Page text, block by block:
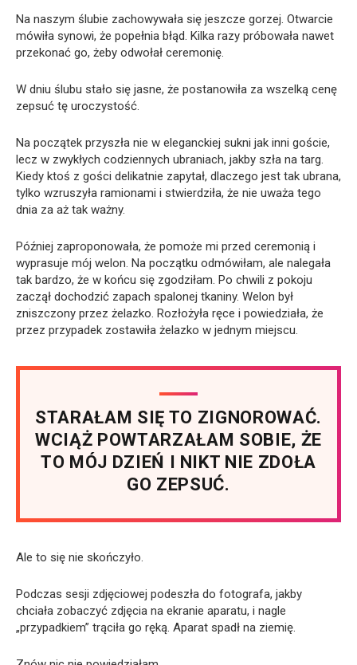
Na naszym ślubie zachowywała się jeszcze gorzej. Otwarcie
mówiła synowi, że popełnia błąd. Kilka razy próbowała nawet
przekonać go, żeby odwołał ceremonię.
W dniu ślubu stało się jasne, że postanowiła za wszelką cenę
zepsuć tę uroczystość.
Na początek przyszła nie w eleganckiej sukni jak inni goście,
lecz w zwykłych codziennych ubraniach, jakby szła na targ.
Kiedy ktoś z gości delikatnie zapytał, dlaczego jest tak ubrana,
tylko wzruszyła ramionami i stwierdziła, że nie uważa tego
dnia za aż tak ważny.
Później zaproponowała, że pomoże mi przed ceremonią i
wyprasuje mój welon. Na początku odmówiłam, ale nalegała
tak bardzo, że w końcu się zgodziłam. Po chwili z pokoju
zaczął dochodzić zapach spalonej tkaniny. Welon był
zniszczony przez żelazko. Rozłożyła ręce i powiedziała, że
przez przypadek zostawiła żelazko w jednym miejscu.
STARAŁAM SIĘ TO ZIGNOROWAĆ.
WCIĄŻ POWTARZAŁAM SOBIE, ŻE
TO MÓJ DZIEŃ I NIKT NIE ZDOŁA
GO ZEPSUĆ.
Ale to się nie skończyło.
Podczas sesji zdjęciowej podeszła do fotografa, jakby
chciała zobaczyć zdjęcia na ekranie aparatu, i nagle
„przypadkiem” trąciła go ręką. Aparat spadł na ziemię.